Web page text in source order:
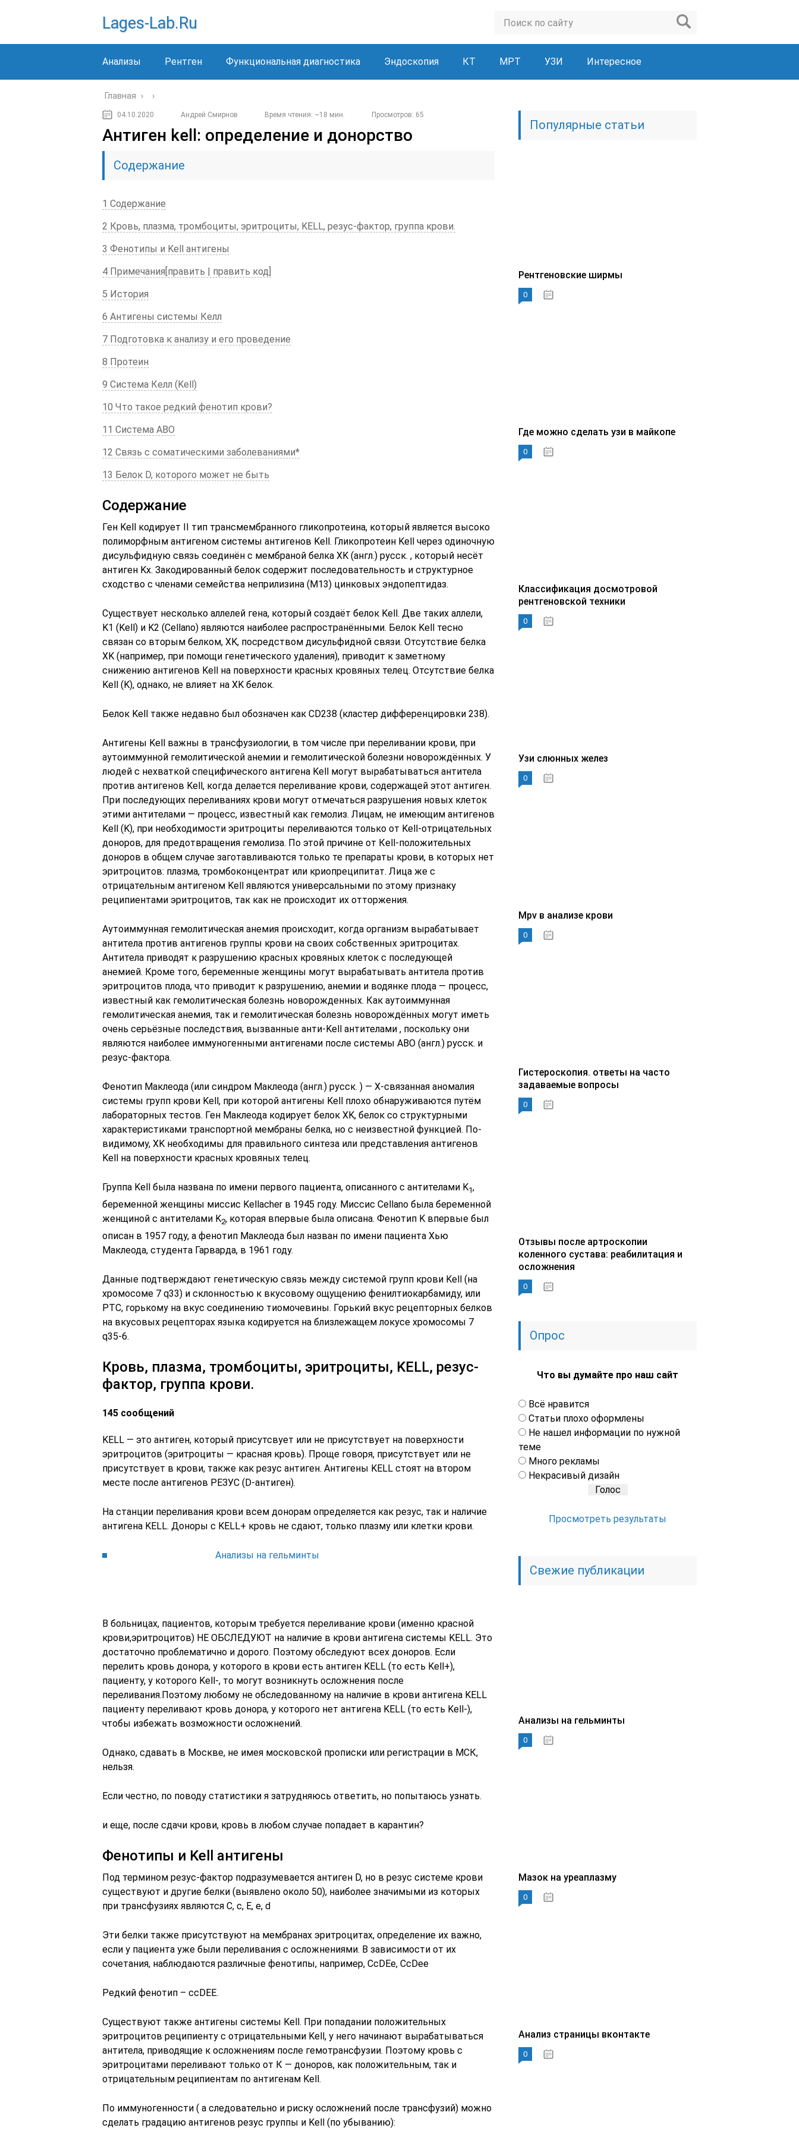
Lages-Lab.ru
Анализы Рентген Функциональная диагностика Эндоскопия КТ МРТ УЗИ Интересное
Главная › ›
04.10.2020 Андрей Смирнов Время чтения: ~18 мин. Просмотров: 65
Антиген kell: определение и донорство
Содержание
1 Содержание
2 Кровь, плазма, тромбоциты, эритроциты, KELL, резус-фактор, группа крови.
3 Фенотипы и Kell антигены
4 Примечания[править | править код]
5 История
6 Антигены системы Келл
7 Подготовка к анализу и его проведение
8 Протеин
9 Система Келл (Kell)
10 Что такое редкий фенотип крови?
11 Система ABO
12 Связь с соматическими заболеваниями*
13 Белок D, которого может не быть
Содержание
Ген Kell кодирует II тип трансмембранного гликопротеина, который является высоко
полиморфным антигеном системы антигенов Kell. Гликопротеин Kell через одиночную
дисульфидную связь соединён с мембраной белка XK (англ.) русск. , который несёт
антиген Kx. Закодированный белок содержит последовательность и структурное
сходство с членами семейства неприлизина (M13) цинковых эндопептидаз.
Существует несколько аллелей гена, который создаёт белок Kell. Две таких аллели,
K1 (Kell) и K2 (Cellano) являются наиболее распространёнными. Белок Kell тесно
связан со вторым белком, XK, посредством дисульфидной связи. Отсутствие белка
XK (например, при помощи генетического удаления), приводит к заметному
снижению антигенов Kell на поверхности красных кровяных телец. Отсутствие белка
Kell (K), однако, не влияет на XK белок.
Белок Kell также недавно был обозначен как CD238 (кластер дифференцировки 238).
Антигены Kell важны в трансфузиологии, в том числе при переливании крови, при
аутоиммунной гемолитической анемии и гемолитической болезни новорождённых. У
людей с нехваткой специфического антигена Kell могут вырабатываться антитела
против антигенов Kell, когда делается переливание крови, содержащей этот антиген.
При последующих переливаниях крови могут отмечаться разрушения новых клеток
этими антителами — процесс, известный как гемолиз. Лицам, не имеющим антигенов
Kell (K), при необходимости эритроциты переливаются только от Kell-отрицательных
доноров, для предотвращения гемолиза. По этой причине от Кell-положительных
доноров в общем случае заготавливаются только те препараты крови, в которых нет
эритроцитов: плазма, тромбоконцентрат или криопреципитат. Лица же с
отрицательным антигеном Kell являются универсальными по этому признаку
реципиентами эритроцитов, так как не происходит их отторжения.
Аутоиммунная гемолитическая анемия происходит, когда организм вырабатывает
антитела против антигенов группы крови на своих собственных эритроцитах.
Антитела приводят к разрушению красных кровяных клеток с последующей
анемией. Кроме того, беременные женщины могут вырабатывать антитела против
эритроцитов плода, что приводит к разрушению, анемии и водянке плода — процесс,
известный как гемолитическая болезнь новорожденных. Как аутоиммунная
гемолитическая анемия, так и гемолитическая болезнь новорождённых могут иметь
очень серьёзные последствия, вызванные анти-Kell антителами , поскольку они
являются наиболее иммуногенными антигенами после системы ABO (англ.) русск. и
резус-фактора.
Фенотип Маклеода (или синдром Маклеода (англ.) русск. ) — X-связанная аномалия
системы групп крови Kell, при которой антигены Kell плохо обнаруживаются путём
лабораторных тестов. Ген Маклеода кодирует белок XK, белок со структурными
характеристиками транспортной мембраны белка, но с неизвестной функцией. По-
видимому, XK необходимы для правильного синтеза или представления антигенов
Kell на поверхности красных кровяных телец.
Группа Kell была названа по имени первого пациента, описанного с антителами K1,
беременной женщины миссис Kellacher в 1945 году. Миссис Cellano была беременной
женщиной с антителами K2, которая впервые была описана. Фенотип K впервые был
описан в 1957 году, а фенотип Маклеода был назван по имени пациента Хью
Маклеода, студента Гарварда, в 1961 году.
Данные подтверждают генетическую связь между системой групп крови Kell (на
хромосоме 7 q33) и склонностью к вкусовому ощущению фенилтиокарбамиду, или
PTC, горькому на вкус соединению тиомочевины. Горький вкус рецепторных белков
на вкусовых рецепторах языка кодируется на близлежащем локусе хромосомы 7
q35-6.
Кровь, плазма, тромбоциты, эритроциты, KELL, резус-
фактор, группа крови.
145 сообщений
KELL — это антиген, который присутсвует или не присутствует на поверхности
эритроцитов (эритроциты — красная кровь). Проще говоря, присутствует или не
присутствует в крови, также как резус антиген. Антигены KELL стоят на втором
месте после антигенов РЕЗУС (D-антиген).
На станции переливания крови всем донорам определяется как резус, так и наличие
антигена KELL. Доноры с KELL+ кровь не сдают, только плазму или клетки крови.
Анализы на гельминты
В больницах, пациентов, которым требуется переливание крови (именно красной
крови,эритроцитов) НЕ ОБСЛЕДУЮТ на наличие в крови антигена системы KELL. Это
достаточно проблематично и дорого. Поэтому обследуют всех доноров. Если
перелить кровь донора, у которого в крови есть антиген KELL (то есть Kell+),
пациенту, у которого Kell-, то могут возникнуть осложнения после
переливания.Поэтому любому не обследованному на наличие в крови антигена KELL
пациенту переливают кровь донора, у которого нет антигена KELL (то есть Kell-),
чтобы избежать возможности осложнений.
Однако, сдавать в Москве, не имея московской прописки или регистрации в МСК,
нельзя.
Если честно, по поводу статистики я затрудняюсь ответить, но попытаюсь узнать.
и еще, после сдачи крови, кровь в любом случае попадает в карантин?
Фенотипы и Kell антигены
Под термином резус-фактор подразумевается антиген D, но в резус системе крови
существуют и другие белки (выявлено около 50), наиболее значимыми из которых
при трансфузиях являются С, с, Е, е, d
Эти белки также присутствуют на мембранах эритроцитах, определение их важно,
если у пациента уже были переливания с осложнениями. В зависимости от их
сочетания, наблюдаются различные фенотипы, например, CcDEe, CcDee
Редкий фенотип – ссDEE.
Существуют также антигены системы Kell. При попадании положительных
эритроцитов реципиенту с отрицательными Kell, у него начинают вырабатываться
антитела, приводящие к осложнениям после гемотрансфузии. Поэтому кровь с
эритроцитами переливают только от К — доноров, как положительным, так и
отрицательным реципиентам по антигенам Kell.
По иммуногенности ( а следовательно и риску осложнений после трансфузий) можно
сделать градацию антигенов резус группы и Kell (по убыванию):
Популярные статьи
Рентгеновские ширмы
0
Где можно сделать узи в майкопе
0
Классификация досмотровой
рентгеновской техники
0
Узи слюнных желез
0
Mpv в анализе крови
0
Гистероскопия. ответы на часто
задаваемые вопросы
0
Отзывы после артроскопии
коленного сустава: реабилитация и
осложнения
0
Опрос
Что вы думайте про наш сайт
Всё нравится
Статьи плохо оформлены
Не нашел информации по нужной
теме
Много рекламы
Некрасивый дизайн
Просмотреть результаты
Свежие публикации
Анализы на гельминты
0
Мазок на уреаплазму
0
Анализ страницы вконтакте
0